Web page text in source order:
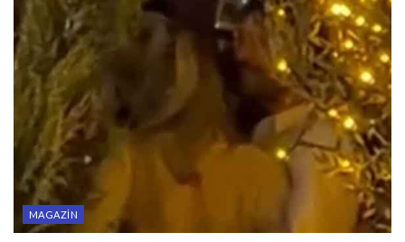
MAGAZIN